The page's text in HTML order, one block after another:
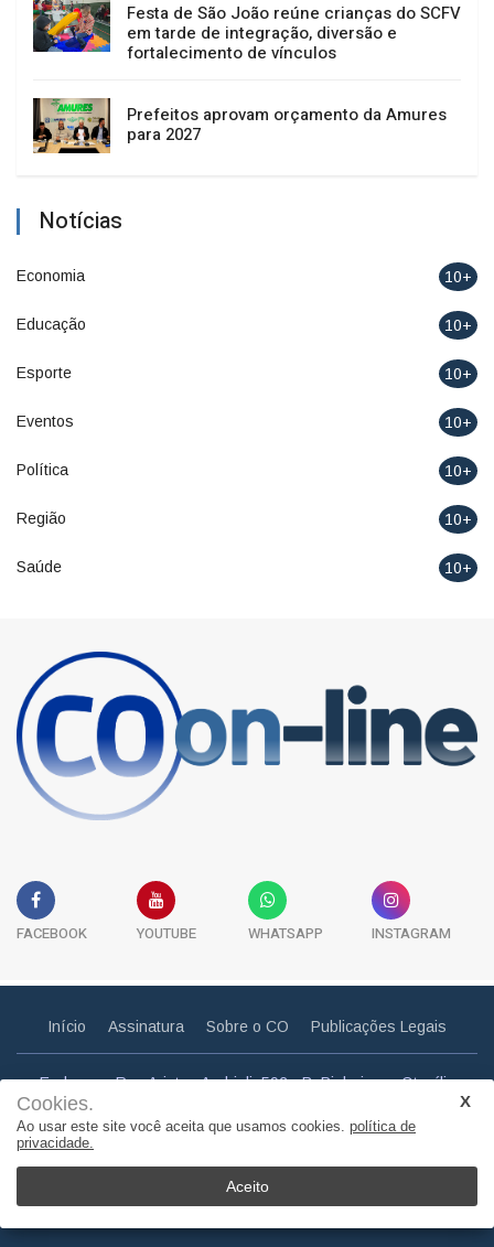
Cookies.
Ao usar este site você aceita que usamos cookies. política de
privacidade.
Aceito
Festa de São João reúne crianças do SCFV
em tarde de integração, diversão e
fortalecimento de vínculos
Prefeitos aprovam orçamento da Amures
para 2027
Notícias
Economia 10+
Educação 10+
Esporte 10+
Eventos 10+
Política 10+
Região 10+
Saúde 10+
FACEBOOK YOUTUBE WHATSAPP INSTAGRAM
Início Assinatura Sobre o CO Publicações Legais
Endereço: Rua Aristeu Andrioli, 592 - B. Pinheiros - Otacílio
Email: correiootaciliense@gmail.com
© Copyright 2011. Todos os direitos reservados | Correio